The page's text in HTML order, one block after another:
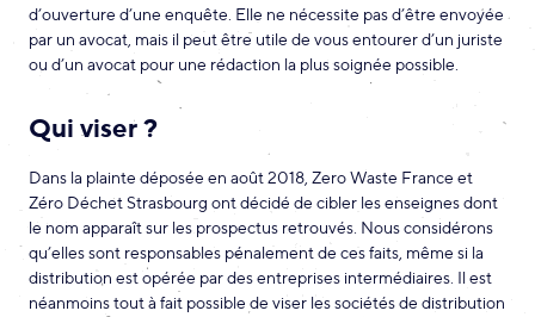
d’ouverture d’une enquête. Elle ne nécessite pas d’être envoyée
par un avocat, mais il peut être utile de vous entourer d’un juriste
ou d’un avocat pour une rédaction la plus soignée possible.
Qui viser ?
Dans la plainte déposée en août 2018, Zero Waste France et
Zéro Déchet Strasbourg ont décidé de cibler les enseignes dont
le nom apparaît sur les prospectus retrouvés. Nous considérons
qu’elles sont responsables pénalement de ces faits, même si la
distribution est opérée par des entreprises intermédiaires. Il est
néanmoins tout à fait possible de viser les sociétés de distribution